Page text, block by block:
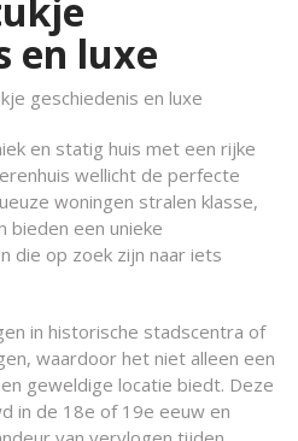
en luxe
geschiedenis en luxe
en statig huis met een rijke
wellicht de perfecte
woningen stralen klasse,
bieden een unieke
die op zoek zijn naar iets
in historische stadscentra of
waardoor het niet alleen een
geweldige locatie biedt. Deze
in de 18e of 19e eeuw en